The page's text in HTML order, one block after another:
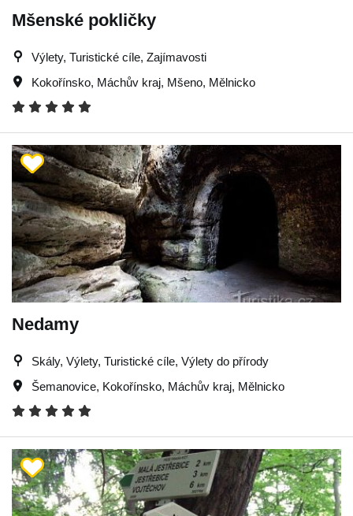
Mšenské pokličky
Výlety, Turistické cíle, Zajímavosti
Kokořínsko, Máchův kraj, Mšeno, Mělnicko
Nedamy
Skály, Výlety, Turistické cíle, Výlety do přírody
Šemanovice, Kokořínsko, Máchův kraj, Mělnicko